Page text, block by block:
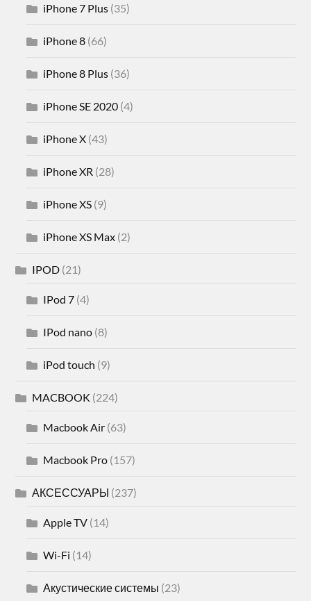
iPhone 7 Plus (35)
iPhone 8 (66)
iPhone 8 Plus (36)
iPhone SE 2020 (4)
iPhone X (43)
iPhone XR (28)
iPhone XS (9)
iPhone XS Max (2)
IPOD (21)
IPod 7 (4)
IPod nano (8)
iPod touch (9)
MACBOOK (224)
Macbook Air (63)
Macbook Pro (157)
АКСЕССУАРЫ (237)
Apple TV (14)
Wi-Fi (14)
Акустические системы (23)